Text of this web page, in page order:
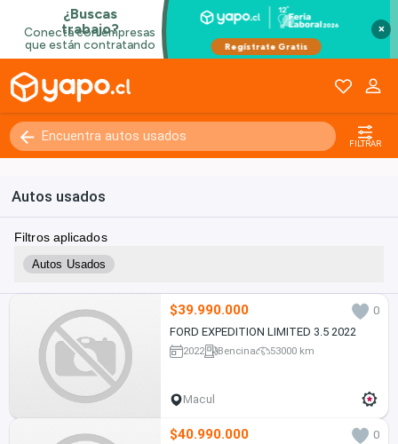
×
FILTRAR
Autos usados
Filtros aplicados
Autos Usados
$39.990.000
0
FORD EXPEDITION LIMITED 3.5 2022
2022 Bencina 53000 km
Macul
$40.990.000
0